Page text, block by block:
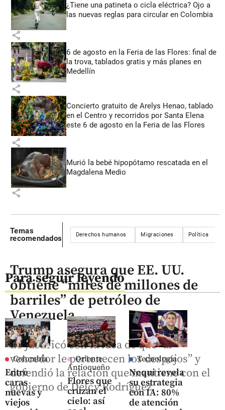
¿Tiene una patineta o cicla eléctrica? Ojo a
las nuevas reglas para circular en Colombia
share
6 de agosto en la Feria de las Flores: final de
la trova, tablados gratis y más planes en
Medellín
share
Concierto gratuito de Arelys Henao, tablado
en el Centro y recorridos por Santa Elena
este 6 de agosto en la Feria de las Flores
share
Murió la bebé hipopótamo rescatada en el
Magdalena Medio
share
Temas
recomendados
Derechos humanos Migraciones Política
Para seguir leyendo
Colombia
Entre
caras
nuevas y
viejos
Oriente
Antioqueño
Flores que
cruzan el
cielo: así
Tecnología
Nequi revela
su estrategia
con IA: 80%
de atención
Trump asegura que EE. UU.
obtiene “miles de millones de
barriles” de petróleo de
Venezuela
Lo justificó con la idea de que “al
vencedor le pertenecen los despojos” y
defendió la relación que mantiene con el
gobierno de Delcy Rodríguez.